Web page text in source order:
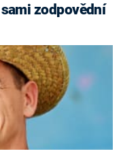
zodpovědní